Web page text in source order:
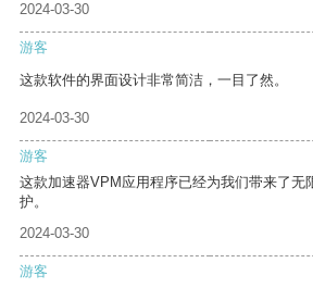
2024-03-30
游客
这款软件的界面设计非常简洁，一目了然。
2024-03-30
游客
这款加速器VPM应用程序已经为我们带来了无
护。
2024-03-30
游客